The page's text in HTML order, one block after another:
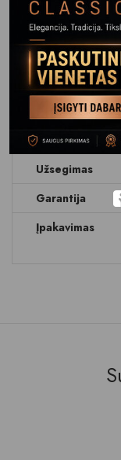
Data
Stikliukas
Atsparumas
Vandeniui
Apyrankė
Apyrankės
Užsegimas
Garantija
Įpakavimas